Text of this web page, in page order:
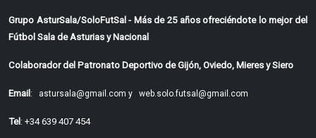
Grupo AsturSala/SoloFutSal - Más de 25 años ofreciéndote lo mejor del
Fútbol Sala de Asturias y Nacional
Colaborador del Patronato Deportivo de Gijón, Oviedo, Mieres y Siero
Email : astursala@gmail.com y web.solo.futsal@gmail.com
Tel : +34 639 407 454